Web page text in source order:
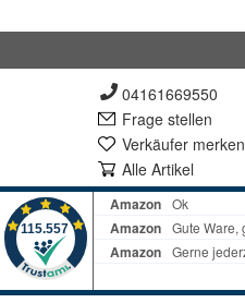
04161669550
Frage stellen
Verkäufer merken
Alle Artikel